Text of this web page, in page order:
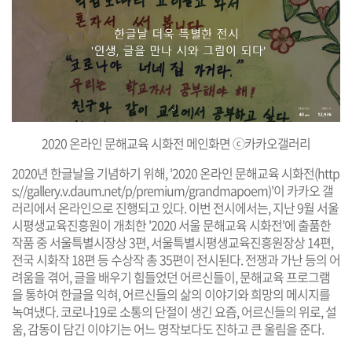
2020 온라인 문해교육 시화전 메인화면 ⓒ카카오갤러리
2020년 한글날을 기념하기 위해, '2020 온라인 문해교육 시화전(http
s://gallery.v.daum.net/p/premium/grandmapoem)'이 카카오 갤
러리에서 온라인으로 진행되고 있다. 이번 전시에서는, 지난 9월 서울
시평생교육진흥원이 개최한 '2020 서울 문해교육 시화전'에 출품한
작품 중 서울특별시장상 3편, 서울특별시평생교육진흥원장상 14편,
전국 시화작 18편 등 수상작 총 35편이 전시된다. 전쟁과 가난 등의 어
려움을 겪어, 글을 배우기 힘들었던 어르신들이, 문해교육 프로그램
을 통하여 한글을 익혀, 어르신들의 삶의 이야기와 희망의 메시지를
녹여냈다. 코로나19로 소통의 단절이 생긴 요즘, 어르신들의 위로, 설
움, 감동이 담긴 이야기는 어느 명작보다도 진하고 큰 울림을 준다.